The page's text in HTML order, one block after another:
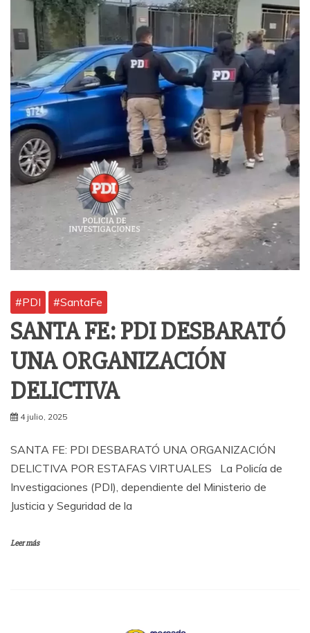
#PDI #SantaFe
SANTA FE: PDI DESBARATÓ
UNA ORGANIZACIÓN
DELICTIVA
4 julio, 2025
SANTA FE: PDI DESBARATÓ UNA ORGANIZACIÓN
DELICTIVA POR ESTAFAS VIRTUALES La Policía de
Investigaciones (PDI), dependiente del Ministerio de
Justicia y Seguridad de la
Leer más